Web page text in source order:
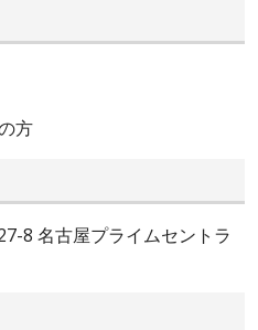
方
8 名古屋プライムセントラ